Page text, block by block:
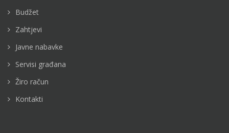
Budžet
Zahtjevi
Javne nabavke
Servisi građana
Žiro račun
Kontakti